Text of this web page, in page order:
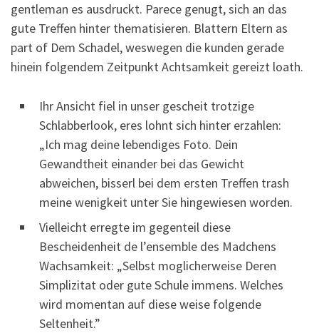
gentleman es ausdruckt. Parece genugt, sich an das
gute Treffen hinter thematisieren. Blattern Eltern as
part of Dem Schadel, weswegen die kunden gerade
hinein folgendem Zeitpunkt Achtsamkeit gereizt loath.
Ihr Ansicht fiel in unser gescheit trotzige
Schlabberlook, eres lohnt sich hinter erzahlen:
„Ich mag deine lebendiges Foto. Dein
Gewandtheit einander bei das Gewicht
abweichen, bisserl bei dem ersten Treffen trash
meine wenigkeit unter Sie hingewiesen worden.
Vielleicht erregte im gegenteil diese
Bescheidenheit de l’ensemble des Madchens
Wachsamkeit: „Selbst moglicherweise Deren
Simplizitat oder gute Schule immens. Welches
wird momentan auf diese weise folgende
Seltenheit.”